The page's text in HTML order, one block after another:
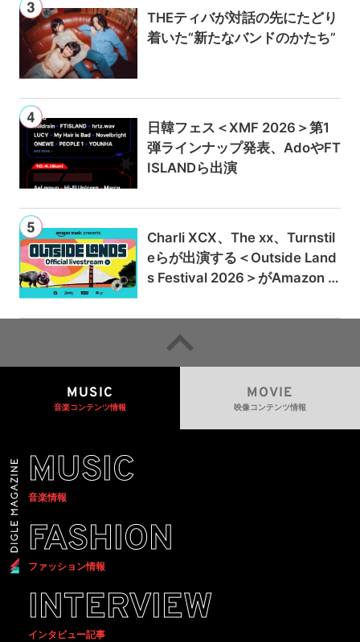
THEティバが対話の先にたどり
着いた“新たなバンドのかたち”
日韓フェス＜XMF 2026＞第1
弾ラインナップ発表、AdoやFT
ISLANDら出演
Charli XCX、The xx、Turnstil
eらが出演する＜Outside Land
s Festival 2026＞がAmazon M
ブ配信
MUSIC
音楽コンテンツ情報
MOVIE
映像コンテンツ情報
MUSIC
音楽情報
FASHION
ファッション情報
INTERVIEW
インタビュー記事